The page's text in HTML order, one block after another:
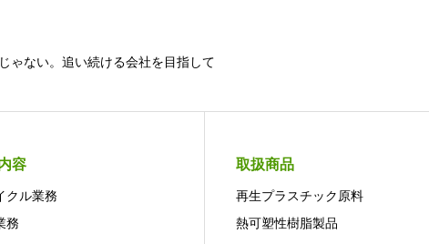
ゃない。追い続ける会社を目指して
容
クル業務
務
取扱商品
再生プラスチック原料
熱可塑性樹脂製品